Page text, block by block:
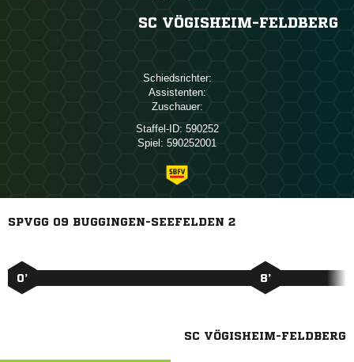
SC VÖGISHEIM-FELDBERG
Schiedsrichter:
Assistenten:
Zuschauer:
Staffel-ID: 590252
Spiel: 590252001
SPVGG 09 BUGGINGEN-SEEFELDEN 2
0’ 8’
SC VÖGISHEIM-FELDBERG